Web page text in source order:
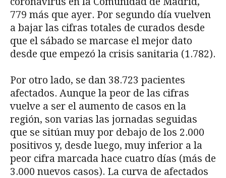
779 más que ayer. Por segundo día vuelven
a bajar las cifras totales de curados desde
que el sábado se marcase el mejor dato
desde que empezó la crisis sanitaria (1.782).
Por otro lado, se dan 38.723 pacientes
afectados. Aunque la peor de las cifras
vuelve a ser el aumento de casos en la
región, son varias las jornadas seguidas
que se sitúan muy por debajo de los 2.000
positivos y, desde luego, muy inferior a la
peor cifra marcada hace cuatro días (más de
3.000 nuevos casos). La curva de afectados